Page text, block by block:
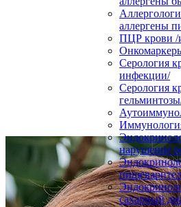
аллергены
ПЦР крови /
Серология
инфекции/
Серология
нарушение
сахарный